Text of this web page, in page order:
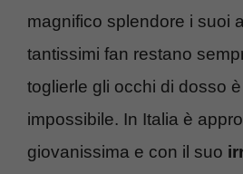
magnifico splendore i suoi
tantissimi fan restano
toglierle gli occhi di dosso
impossibile. In Italia è
giovanissima e con il suo